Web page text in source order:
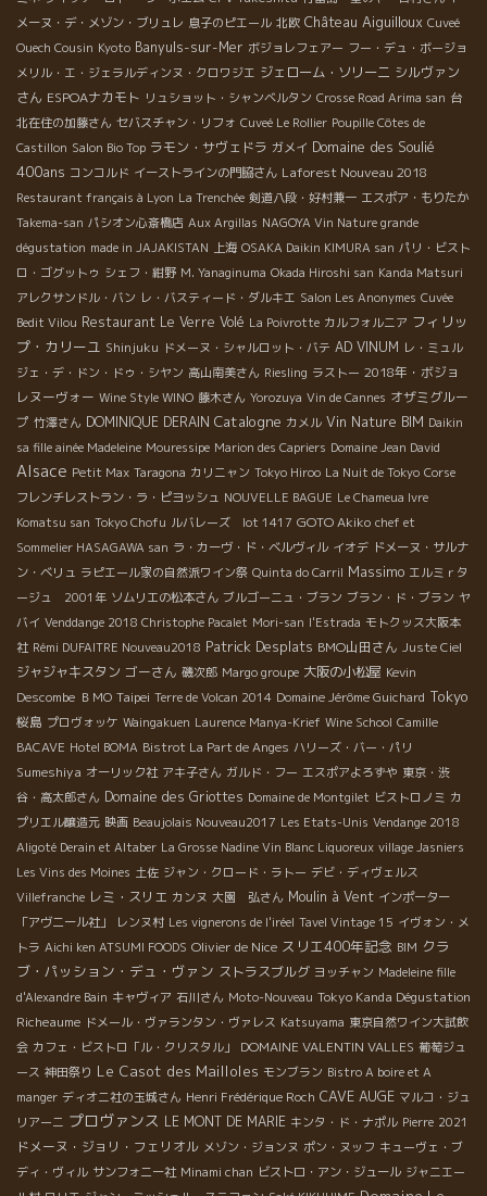
メーヌ・デ・メゾン・ブリュレ 息子のピエール 北欧 Château Aiguilloux Cuveé
Ouech Cousin Kyoto Banyuls-sur-Mer ボジョレフェアー フー・デュ・ボージョ
メリル・エ・ジェラルディンヌ・クロワジエ ジェローム・ソリーニ シルヴァン
さん ESPOAナカモト リュショット・シャンベルタン Crosse Road Arima san 台
北在住の加藤さん セバスチャン・リフォ Cuveé Le Rollier Poupille Côtes de
Castillon Salon Bio Top ラモン・サヴェドラ ガメイ Domaine des Soulié
400ans コンコルド イーストラインの門脇さん Laforest Nouveau 2018
Restaurant français à Lyon La Trenchée 剣道八段・好村兼一 エスポア・もりたか
Takema-san パシオン心斎橋店 Aux Argillas NAGOYA Vin Nature grande
dégustation made in JAJAKISTAN 上海 OSAKA Daikin KIMURA san パリ・ビスト
ロ・ゴグットゥ シェフ・紺野 M. Yanaginuma Okada Hiroshi san Kanda Matsuri
アレクサンドル・バン レ・バスティード・ダルキエ Salon Les Anonymes Cuvée
Bedit Vilou Restaurant Le Verre Volé La Poivrotte カルフォルニア フィリッ
プ・カリーユ Shinjuku ドメーヌ・シャルロット・バテ AD VINUM レ・ミュル
ジェ・デ・ドン・ドゥ・シヤン 高山南美さん Riesling ラストー 2018年・ボジョ
レヌーヴォー Wine Style WINO 藤木さん Yorozuya Vin de Cannes オザミグルー
プ 竹澤さん DOMINIQUE DERAIN Catalogne カメル Vin Nature BIM Daikin
sa fille ainée Madeleine Mouressipe Marion des Capriers Domaine Jean David
Alsace Petit Max Taragona カリニャン Tokyo Hiroo La Nuit de Tokyo Corse
フレンチレストラン・ラ・ピヨッシュ NOUVELLE BAGUE Le Chameua Ivre
Komatsu san Tokyo Chofu ルバレーズ lot 1417 GOTO Akiko chef et
Sommelier HASAGAWA san ラ・カーヴ・ド・ベルヴィル イオデ ドメーヌ・サルナ
ン・ベリュ ラピエール家の自然派ワイン祭 Quinta do Carril Massimo エルミｒタ
ージュ 2001年 ソムリエの松本さん ブルゴーニュ・ブラン ブラン・ド・ブラン ヤ
バイ Venddange 2018 Christophe Pacalet Mori-san l'Estrada モトクッス大阪本
社 Rémi DUFAITRE Nouveau2018 Patrick Desplats BMO山田さん Juste Ciel
ジャジャキスタン ゴーさん 磯次郎 Margo groupe 大阪の小松屋 Kevin
Descombe ＢＭО Taipei Terre de Volcan 2014 Domaine Jérôme Guichard Tokyo
桜島 プロヴォッケ Waingakuen Laurence Manya-Krief Wine School Camille
BACAVE Hotel BOMA Bistrot La Part de Anges ハリーズ・バー・パリ
Sumeshiya オーリック社 アキ子さん ガルド・フー エスポアよろずや 東京・渋
谷・高太郎さん Domaine des Griottes Domaine de Montgilet ビストロノミ カ
プリエル醸造元 映画 Beaujolais Nouveau2017 Les Etats-Unis Vendange 2018
Aligoté Derain et Altaber La Grosse Nadine Vin Blanc Liquoreux village Jasniers
Les Vins des Moines 土佐 ジャン・クロード・ラトー デビ・ディヴェルス
Villefranche レミ・スリエ カンヌ 大園 弘さん Moulin à Vent インポーター
「アヴニール社」
レンヌ村 Les vignerons de l'iréel Tavel Vintage 15 イヴォン・メ
トラ Aichi ken ATSUMI FOODS Olivier de Nice スリエ400年記念 BIM クラ
ブ・パッション・デュ・ヴァン ストラスブルグ ヨッチャン Madeleine fille
d'Alexandre Bain キャヴィア 石川さん Moto-Nouveau Tokyo Kanda Dégustation
Richeaume ドメール・ヴァランタン・ヴァレス Katsuyama 東京自然ワイン大試飲
会 カフェ・ビストロ「ル・クリスタル」 DOMAINE VALENTIN VALLES 葡萄ジュ
ース 神田祭り Le Casot des Mailloles モンブラン Bistro A boire et A
manger ディオニ社の玉城さん Henri Frédérique Roch CAVE AUGE マルコ・ジュ
リアーニ プロヴァンス LE MONT DE MARIE キンタ・ド・ナポル Pierre 2021
ドメーヌ・ジョリ・フェリオル メゾン・ジョンヌ ポン・ヌッフ キューヴェ・ブ
ディ・ヴィル サンフォニー社 Minami chan ビストロ・アン・ジュール ジャニエー